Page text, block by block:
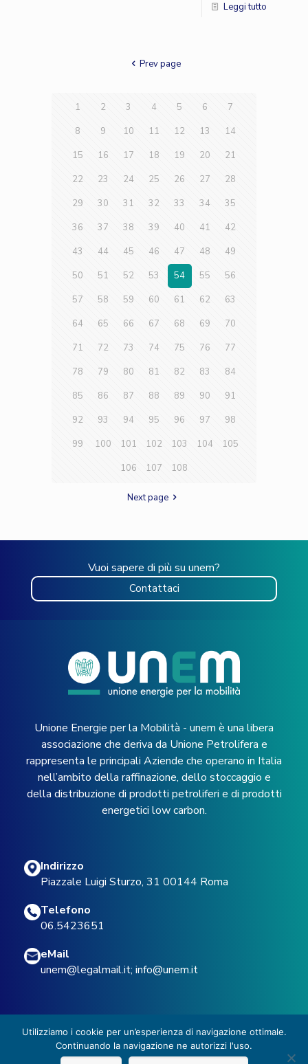
Leggi tutto
Prev page
1 2 3 4 5 6
7
8
9 10 11 12 13
14
15
16 17 18 19 20
21
22
23 24 25 26 27
28
29
30 31 32 33 34
35
36
37 38 39 40 41
42
43
44 45 46 47 48
49
50
51 52 53 54 55
56
57
58 59 60 61 62
63
64
65 66 67 68 69
70
71
72 73 74 75 76
77
78
79 80 81 82 83
84
85
86 87 88 89 90
91
92
93 94 95 96 97
98
99
100 101 102 103 104
105
106
107 108
Next page
Vuoi sapere di più su unem?
Contattaci
Unione Energie per la Mobilità - unem è una libera
associazione che deriva da Unione Petrolifera e
rappresenta le principali Aziende che operano in Italia
nell’ambito della raffinazione, dello stoccaggio e
della distribuzione di prodotti petroliferi e di prodotti
energetici low carbon.
Indirizzo
Piazzale Luigi Sturzo, 31 00144 Roma
Telefono
06.5423651
eMail
unem@legalmail.it; info@unem.it
© 2022 UNEM -Privacy Policy
Utilizziamo i cookie per un’esperienza di navigazione ottimale.
Continuando la navigazione ne autorizzi l'uso.